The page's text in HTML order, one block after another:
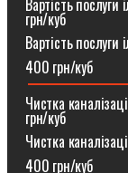
Вартість
грн/куб
Вартість послуги
400 грн/куб
Чистка
грн/куб
Чистка
400 грн/куб